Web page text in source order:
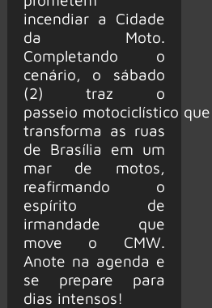
incendiar a Cidade
da Moto.
Completando o
cenário, o sábado
(2) traz o
passeio motociclístico que
transforma as ruas
de Brasília em um
mar de motos,
reafirmando o
espírito de
irmandade que
move o CMW.
Anote na agenda e
se prepare para
dias intensos!